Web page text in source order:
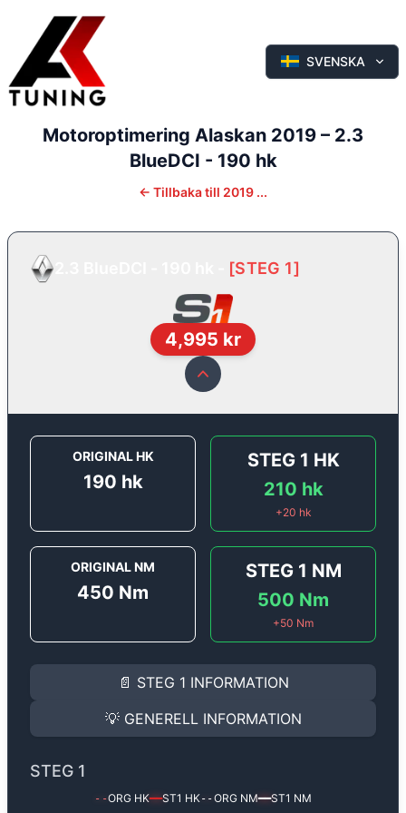
SVENSKA
Motoroptimering Alaskan 2019 – 2.3
BlueDCI - 190 hk
← Tillbaka till 2019 ...
[STEG 1]
4,995 kr
ORIGINAL HK
190 hk
STEG 1 HK
210 hk
+20 hk
ORIGINAL NM
450 Nm
STEG 1 NM
500 Nm
+50 Nm
📄 STEG 1 INFORMATION
INFORMATION
Steg 1
Renault Alaskan 2.3
Effekten ökar från190 hktill210 hkoch
(+20 hk & +50 Nm).
Ger mer effekt, högre vridmoment, lägre
Steg 1 mjukvara justerar vi ett antal
💡 GENERELL INFORMATION
✅ All mjukvara är skräddarsydd för din bil
✅ Felsökning inann samt efter optimering
STEG 1
--ORG HK━━ST1 HK--ORG NM━━ST1 NM